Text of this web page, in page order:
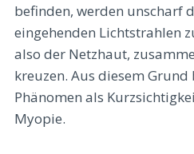
befinden, werden unscharf
eingehenden Lichtstrahlen
also der Netzhaut,
kreuzen. Aus diesem
Phänomen als
Myopie.